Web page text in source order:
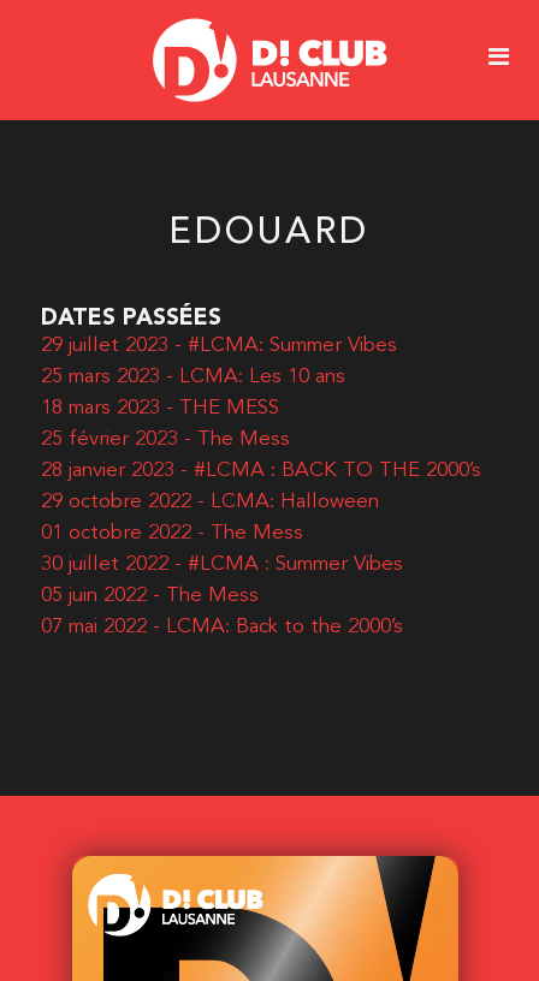
EDOUARD
DATES PASSÉES
29 juillet 2023 - #LCMA: Summer Vibes
25 mars 2023 - LCMA: Les 10 ans
18 mars 2023 - THE MESS
25 février 2023 - The Mess
28 janvier 2023 - #LCMA : BACK TO THE 2000’s
29 octobre 2022 - LCMA: Halloween
01 octobre 2022 - The Mess
30 juillet 2022 - #LCMA : Summer Vibes
05 juin 2022 - The Mess
07 mai 2022 - LCMA: Back to the 2000’s